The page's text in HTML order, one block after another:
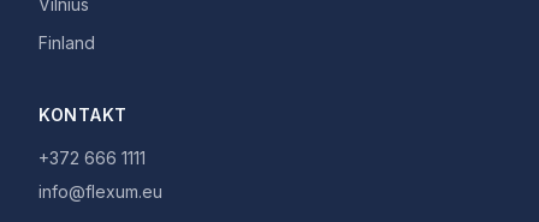
Vilnius
Finland
KONTAKT
+372 666 1111
info@flexum.eu